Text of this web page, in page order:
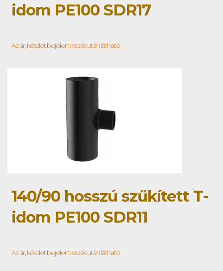
idom PE100 SDR17
Az ár, készlet bejelentkezés után látható
140/90 hosszú szűkített T-
idom PE100 SDR11
Az ár, készlet bejelentkezés után látható